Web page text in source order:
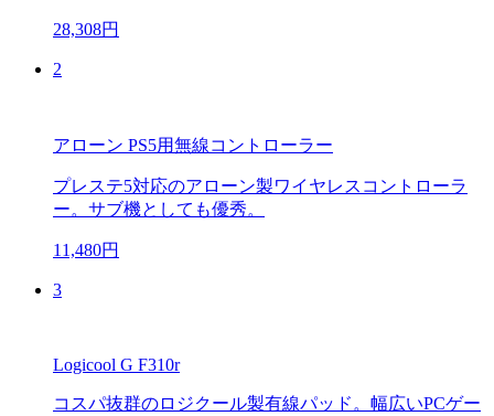
28,308円
2
アローン PS5用無線コントローラー
プレステ5対応のアローン製ワイヤレスコントローラ
ー。サブ機としても優秀。
11,480円
3
Logicool G F310r
コスパ抜群のロジクール製有線パッド。幅広いPCゲー